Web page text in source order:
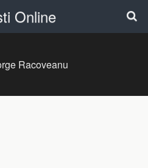
Online
Racoveanu